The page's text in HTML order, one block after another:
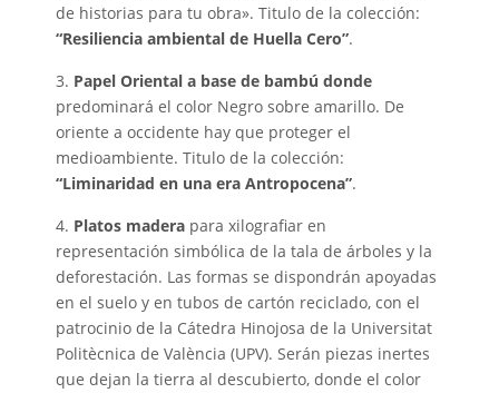
de historias para tu obra». Titulo de la colección:
“Resiliencia ambiental de Huella Cero”.
3. Papel Oriental a base de bambú donde
predominará el color Negro sobre amarillo. De
oriente a occidente hay que proteger el
medioambiente. Titulo de la colección:
“Liminaridad en una era Antropocena”.
4. Platos madera para xilografiar en
representación simbólica de la tala de árboles y la
deforestación. Las formas se dispondrán apoyadas
en el suelo y en tubos de cartón reciclado, con el
patrocinio de la Cátedra Hinojosa de la Universitat
Politècnica de València (UPV). Serán piezas inertes
que dejan la tierra al descubierto, donde el color